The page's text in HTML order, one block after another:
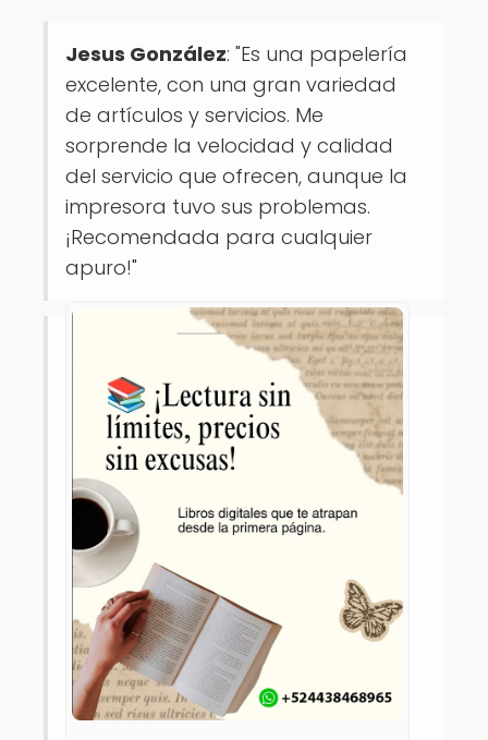
Jesus González: "Es una papelería
excelente, con una gran variedad
de artículos y servicios. Me
sorprende la velocidad y calidad
del servicio que ofrecen, aunque la
impresora tuvo sus problemas.
¡Recomendada para cualquier
apuro!"